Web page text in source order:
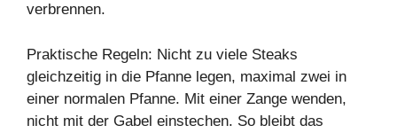
verbrennen.
Praktische Regeln: Nicht zu viele Steaks
gleichzeitig in die Pfanne legen, maximal zwei in
einer normalen Pfanne. Mit einer Zange wenden,
nicht mit der Gabel einstechen. So bleibt das